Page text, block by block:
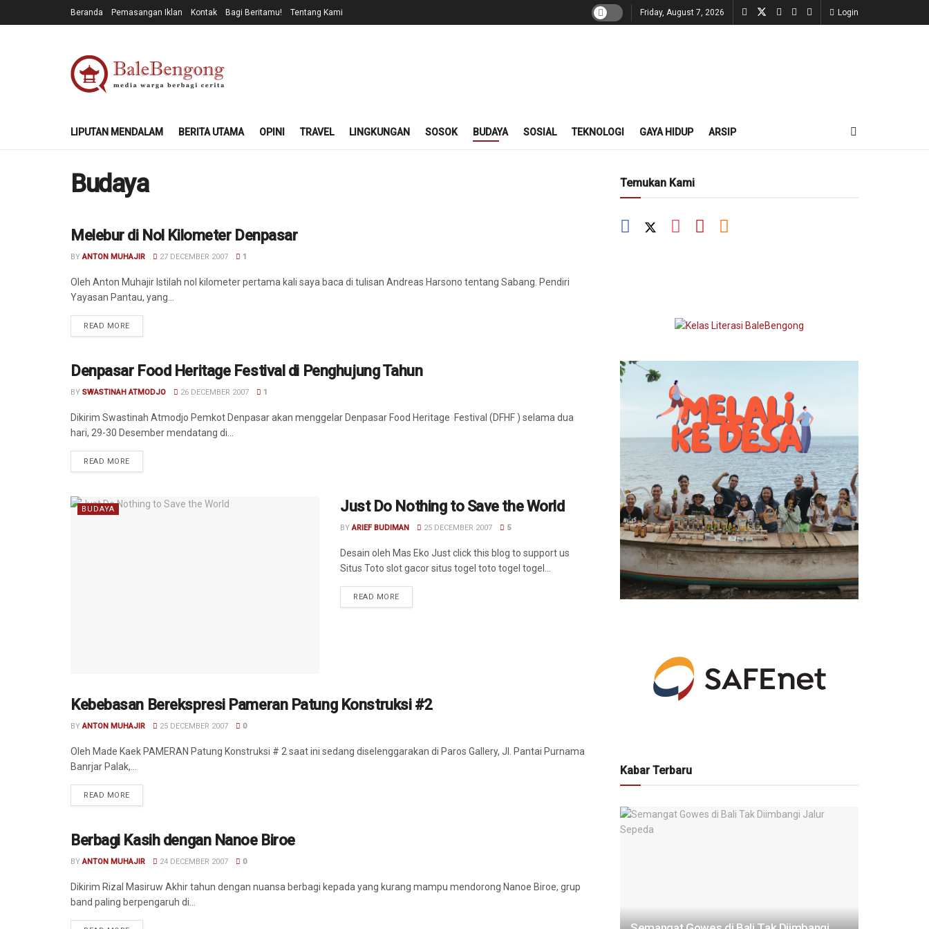
Beranda Pemasangan Iklan Kontak Bagi Beritamu! Tentang Kami Friday, August 7, 2026 Login
LIPUTAN MENDALAM BERITA UTAMA OPINI TRAVEL LINGKUNGAN SOSOK BUDAYA SOSIAL TEKNOLOGI GAYA HIDUP ARSIP
Budaya
BUDAYA
Melebur di Nol Kilometer Denpasar
BY ANTON MUHAJIR 27 DECEMBER 2007 1
Oleh Anton Muhajir Istilah nol kilometer pertama kali saya baca di tulisan Andreas Harsono tentang Sabang. Pendiri
Yayasan Pantau, yang...
READ MORE
AGENDA
Denpasar Food Heritage Festival di Penghujung Tahun
BY SWASTINAH ATMODJO 26 DECEMBER 2007 1
Dikirim Swastinah Atmodjo Pemkot Denpasar akan menggelar Denpasar Food Heritage Festival (DFHF ) selama dua
hari, 29-30 Desember mendatang di...
READ MORE
BUDAYA Just Do Nothing to Save the World
BY ARIEF BUDIMAN 25 DECEMBER 2007 5
Desain oleh Mas Eko Just click this blog to support us
Situs Toto slot gacor situs togel toto togel togel...
READ MORE
AGENDA
Kebebasan Berekspresi Pameran Patung Konstruksi #2
BY ANTON MUHAJIR 25 DECEMBER 2007 0
Oleh Made Kaek PAMERAN Patung Konstruksi # 2 saat ini sedang diselenggarakan di Paros Gallery, Jl. Pantai Purnama
Banrjar Palak,...
READ MORE
AGENDA
Berbagi Kasih dengan Nanoe Biroe
BY ANTON MUHAJIR 24 DECEMBER 2007 0
Dikirim Rizal Masiruw Akhir tahun dengan nuansa berbagi kepada yang kurang mampu mendorong Nanoe Biroe, grup
band paling berpengaruh di...
Temukan Kami
Kabar Terbaru